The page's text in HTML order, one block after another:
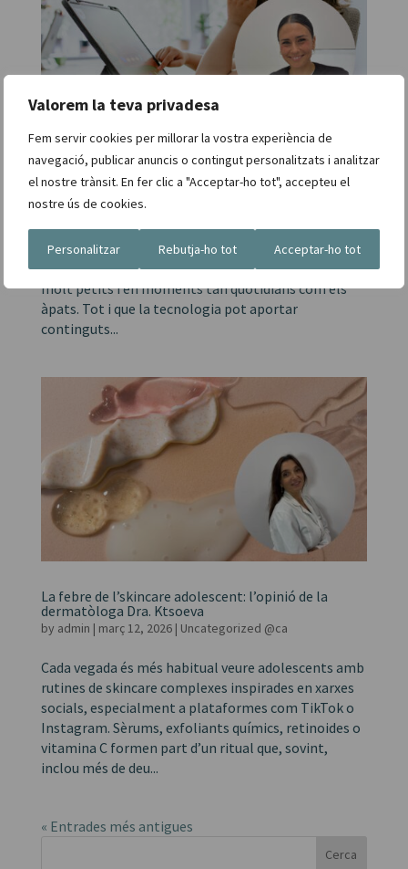
Valorem la teva privadesa
Fem servir cookies per millorar la vostra experiència de
navegació, publicar anuncis o contingut personalitzats i analitzar
el nostre trànsit. En fer clic a "Acceptar-ho tot", accepteu el
nostre ús de cookies.
Personalitzar Rebutja-ho tot Acceptar-ho tot
Pantalles i desenvolupament del llenguatge
infantil: què diu la logopeda Laia Lopez
byadmin|abr. 23, 2026| Uncategorized @ca
L’ús de pantalles en la infància s’ha normalitzat en
molts entorns familiars. Tauletes, mòbils i televisió
formen part del dia a dia dels infants, sovint des de
molt petits i en moments tan quotidians com els
àpats. Tot i que la tecnologia pot aportar
continguts...
La febre de l’skincare adolescent: l’opinió de la
dermatòloga Dra. Ktsoeva
by admin | març 12, 2026| Uncategorized @ca
Cada vegada és més habitual veure adolescents amb
rutines de skincare complexes inspirades en xarxes
socials, especialment a plataformes com TikTok o
Instagram. Sèrums, exfoliants químics, retinoides o
vitamina C formen part d’un ritual que, sovint,
inclou més de deu...
« Entrades més antigues
Cerca